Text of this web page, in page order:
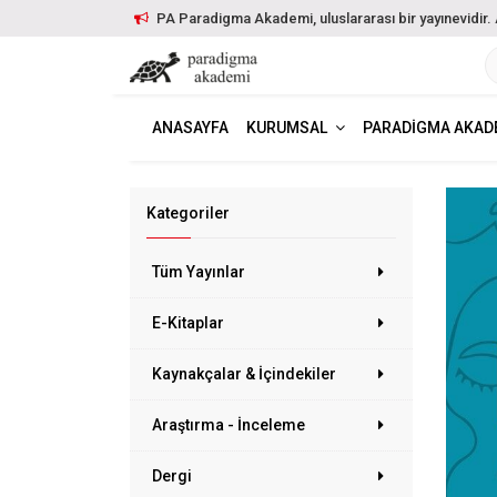
PA Paradigma Akademi, uluslararası bir yayınevidir.
ANASAYFA KURUMSAL PARADIGMA
Kategoriler
Tüm Yayınlar
E-Kitaplar
Kaynakçalar & İçindekiler
Araştırma - İnceleme
Dergi